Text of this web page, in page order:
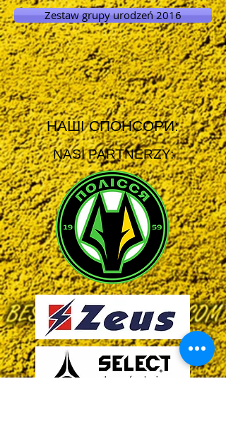
Zestaw grupy urodzeń 2016
НАШІ СПОНСОРИ:
NASI PARTNERZY: